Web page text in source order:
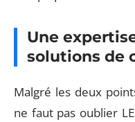
Une
solutions de
Malgré les deux
ne faut pas oublier